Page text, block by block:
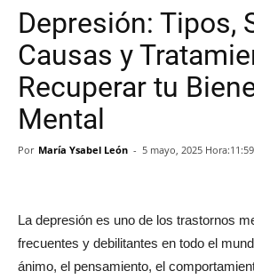
Depresión: Tipos,
Causas y
Recuperar tu
Mental
Por María Ysabel León - 5 mayo, 2025
La depresión es uno de los trastornos
frecuentes y debilitantes en todo el
ánimo, el pensamiento, el